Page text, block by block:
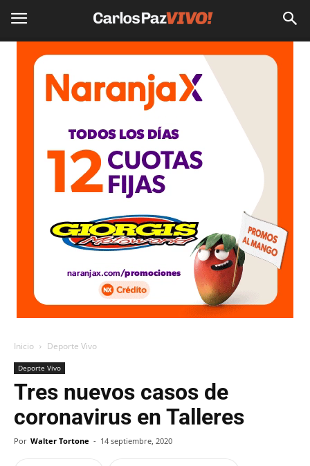
Inicio Deporte Vivo
Deporte Vivo
Tres nuevos casos de
coronavirus en Talleres
Por Walter Tortone - 14 septiembre, 2020